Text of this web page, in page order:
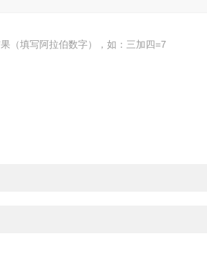
（填写阿拉伯数字），如：三加四=7